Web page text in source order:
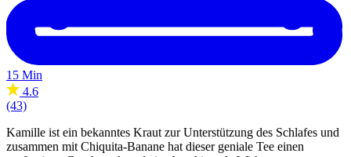
15 Min
4.6
(43)
Kamille ist ein bekanntes Kraut zur Unterstützung des Schlafes und
zusammen mit Chiquita-Banane hat dieser geniale Tee einen